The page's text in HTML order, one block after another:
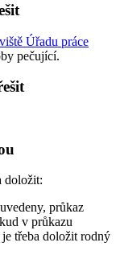
Úřadu práce
pečující.
doložit:
průkaz
v průkazu
třeba doložit rodný